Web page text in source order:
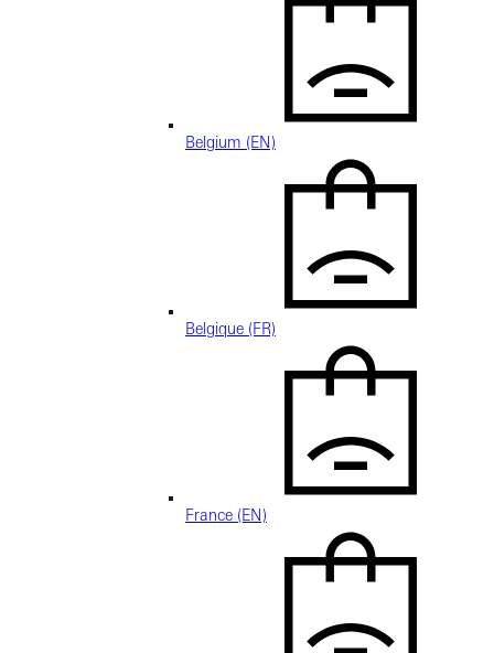
Belgium (EN)
Belgique (FR)
France (EN)